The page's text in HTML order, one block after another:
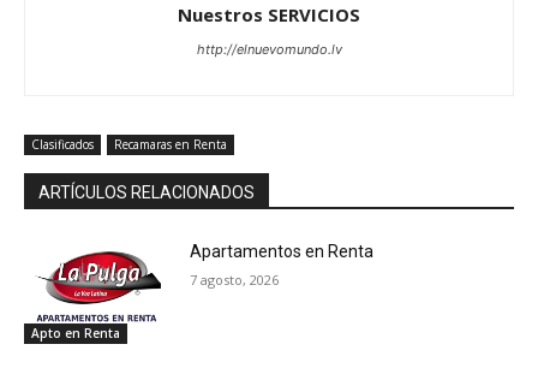
Nuestros SERVICIOS
http://elnuevomundo.lv
Clasificados Recamaras en Renta
ARTÍCULOS RELACIONADOS
Apto en Renta
Apartamentos en Renta
7 agosto, 2026